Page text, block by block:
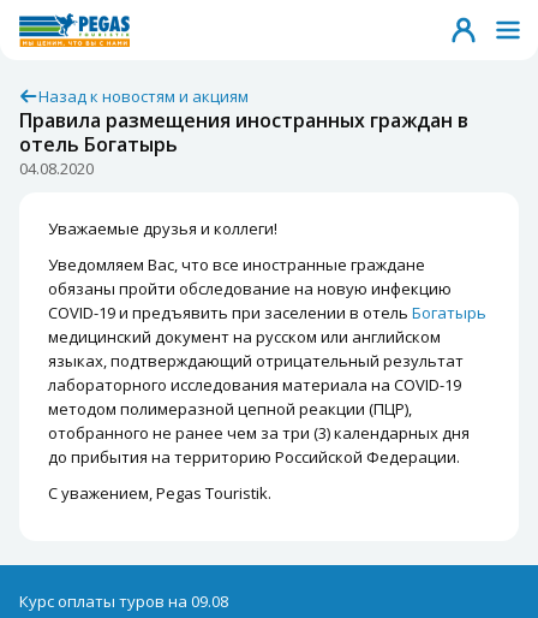
Назад к новостям и акциям
Правила размещения иностранных граждан в
отель Богатырь
04.08.2020
Уважаемые друзья и коллеги!
Уведомляем Вас, что все иностранные граждане
обязаны пройти обследование на новую инфекцию
COVID-19 и предъявить при заселении в отель Богатырь
медицинский документ на русском или английском
языках, подтверждающий отрицательный результат
лабораторного исследования материала на COVID-19
методом полимеразной цепной реакции (ПЦР),
отобранного не ранее чем за три (3) календарных дня
до прибытия на территорию Российской Федерации.
С уважением, Pegas Touristik.
Курс оплаты туров на 09.08